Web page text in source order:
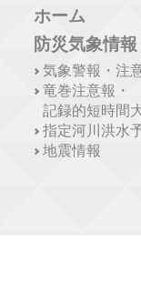
ホーム
防災気象情報
気象警報・注
竜巻注意報・
記録的短時間
指定河川洪水
地震情報